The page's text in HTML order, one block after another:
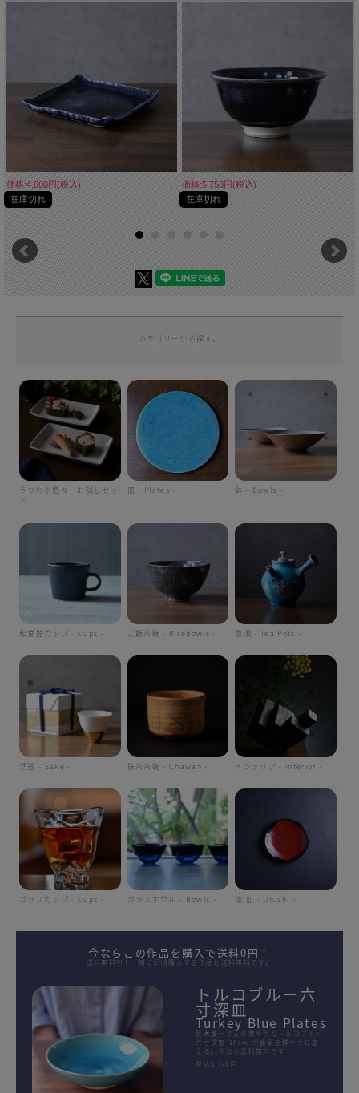
価格:4,600円(税込)
在庫切れ
価格:5,750円(税込)
在庫切れ
カテゴリーから探す。
うつわや悠々 お試しセッ
ト
皿 - Plates - 鉢 - Bowls -
和食器カップ - Cups - ご飯茶碗 - Ricebowls - 急須 - Tea Pots -
酒器 - Sake - 抹茶茶碗 - Chawan - インテリア - interior -
ガラスカップ - Cups - ガラスボウル - Bowls - 漆 皿 - Urushi -
今ならこの作品を購入で送料0円！
送料無料中！一緒に同時購入する作品も送料無料です。
トルコブルー六
寸深皿
Turkey Blue Plates
荒木漢一さんの爽やかなトルコブルー
六寸深皿-18cm-が食卓を鮮やかに変
える。今なら送料無料です！
税込3,740円